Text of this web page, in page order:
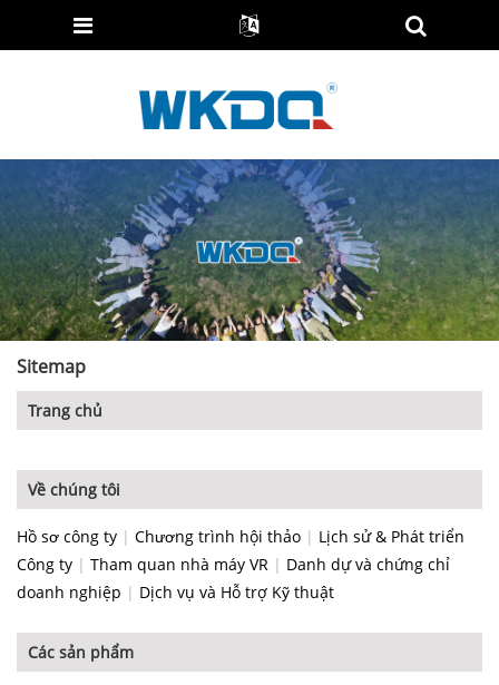
Sitemap
Trang chủ
Về chúng tôi
Hồ sơ công ty | Chương trình hội thảo | Lịch sử & Phát triển
Công ty | Tham quan nhà máy VR | Danh dự và chứng chỉ
doanh nghiệp | Dịch vụ và Hỗ trợ Kỹ thuật
Các sản phẩm